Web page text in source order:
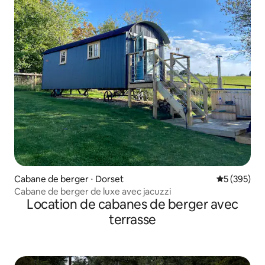
Cabane de berger ⋅ Dorset Évaluation
5 (395)
Cabane de berger de luxe avec jacuzzi
Location de cabanes de berger avec
terrasse